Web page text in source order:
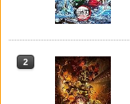
2
2
2